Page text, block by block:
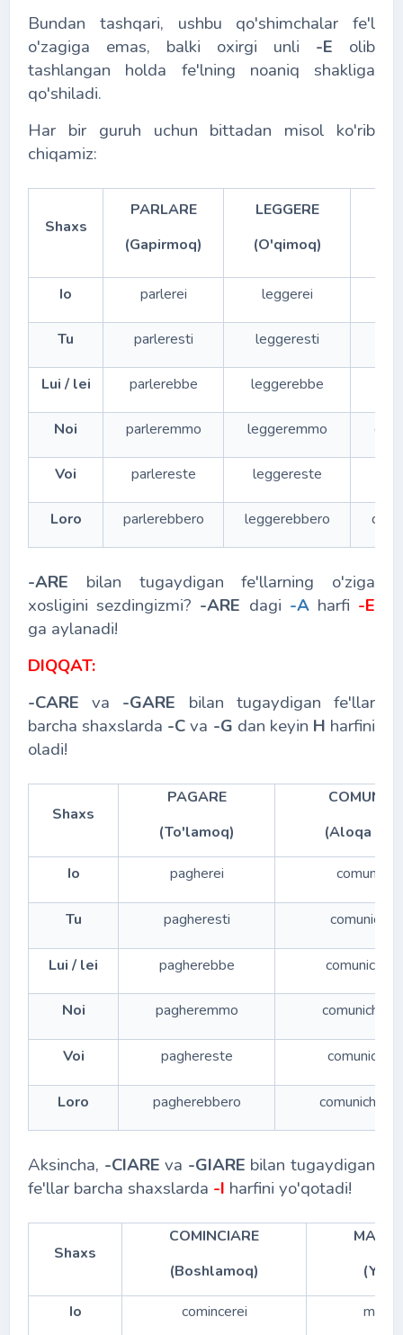
Bundan tashqari, ushbu qo'shimchalar fe'l
o'zagiga emas, balki oxirgi unli -E olib
tashlangan holda fe'lning noaniq shakliga
qo'shiladi.
Har bir guruh uchun bittadan misol ko'rib
chiqamiz:
Shaxs
PARLARE
(Gapirmoq)
LEGGERE
(O'qimoq)
Io parlerei leggerei
Tu parleresti leggeresti
Lui / lei parlerebbe leggerebbe
Noi parleremmo leggeremmo
Voi parlereste leggereste
Loro parlerebbero leggerebbero
-ARE bilan tugaydigan fe'llarning o'ziga
xosligini sezdingizmi? -ARE dagi -Aharfi -E
ga aylanadi!
DIQQAT:
-CARE va -GARE bilan tugaydigan fe'llar
barcha shaxslarda -Cva -G dan keyin H harfini
oladi!
Shaxs
PAGARE
(To'lamoq)
(Aloqa
Io pagherei
Tu pagheresti
Lui / lei pagherebbe
Noi pagheremmo
Voi paghereste
Loro pagherebbero
Aksincha, -CIARE va -GIARE bilan tugaydigan
fe'llar barcha shaxslarda -I harfini yo'qotadi!
Shaxs
COMINCIARE
(Boshlamoq)
Io comincerei